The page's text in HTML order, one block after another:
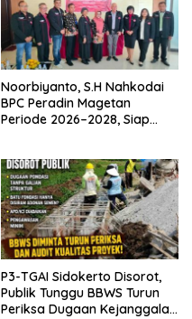
Noorbiyanto, S.H Nahkodai
BPC Peradin Magetan
Periode 2026–2028, Siap
P3-TGAI Sidokerto Disorot,
Publik Tunggu BBWS Turun
Periksa Dugaan Kejanggalan